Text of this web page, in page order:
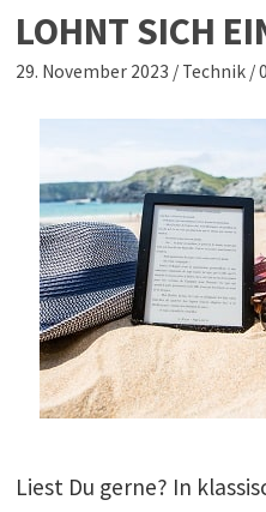
LOHNT SICH
29. November 2023 / Technik /
Liest Du gerne? In